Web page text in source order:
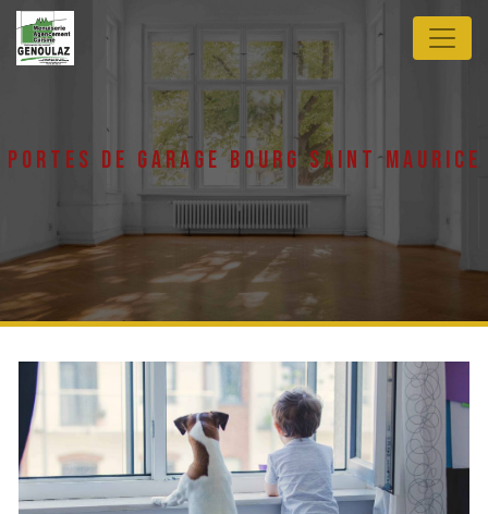
Panneau de gestion des cookies
portes de garage bourg saint maurice